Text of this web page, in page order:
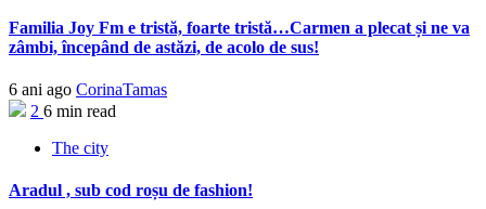
Familia Joy Fm e tristă, foarte tristă…Carmen a plecat și ne va
zâmbi, începând de astăzi, de acolo de sus!
6 ani ago CorinaTamas
2 6 min read
The city
Aradul , sub cod roșu de fashion!